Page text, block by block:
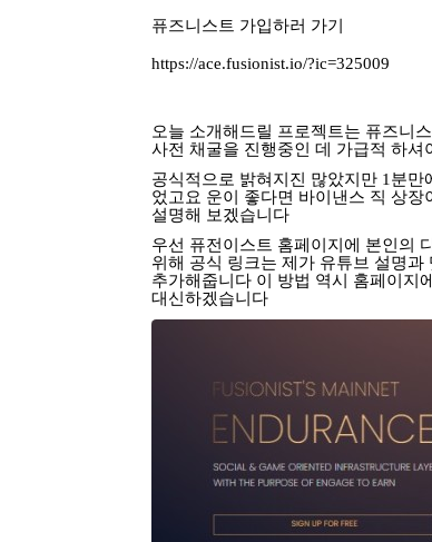
본문
퓨즈니스트 가입하러 가기
https://ace.fusionist.io/?ic=325009
오늘 소개해드릴 프로젝트는 퓨즈니
사전 채굴을 진행중인 데 가급적 하셔
공식적으로 밝혀지진 많았지만 1 분만
었고요 운이 좋다면 바이낸스 직 상장
설명해 보겠습니다
우선 퓨전이스트 홈페이지에 본인의
위해 공식 링크는 제가 유튜브 설명과
추가해줍니다 이 방법 역시 홈페이지에
대신하겠습니다